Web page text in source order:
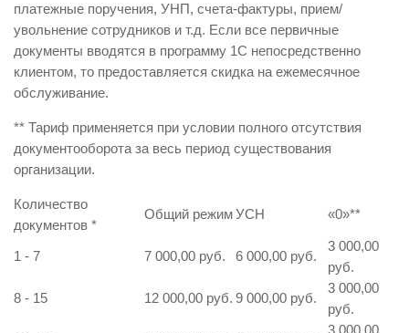
платежные поручения, УНП, счета-фактуры, прием/
увольнение сотрудников и т.д. Если все первичные
документы вводятся в программу 1С непосредственно
клиентом, то предоставляется скидка на ежемесячное
обслуживание.
** Тариф применяется при условии полного отсутствия
документооборота за весь период существования
организации.
Количество
документов *
Общий режимУСН «0»**
1 - 7 7 000,00 руб. 6 000,00 руб.
3 000,00
руб.
8 - 15
12 000,00 руб. 9 000,00 руб.
3 000,00
руб.